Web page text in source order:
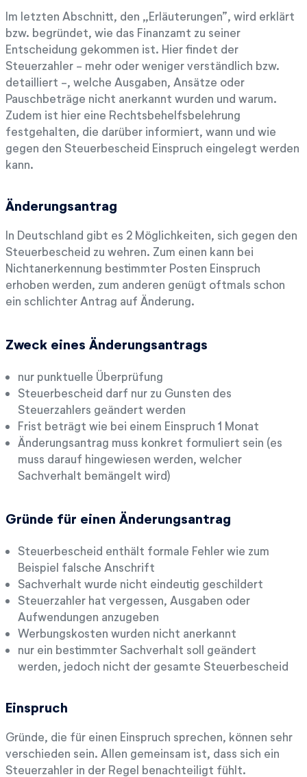
Im letzten Abschnitt, den „Erläuterungen”, wird erklärt
bzw. begründet, wie das Finanzamt zu seiner
Entscheidung gekommen ist. Hier findet der
Steuerzahler - mehr oder weniger verständlich bzw.
detailliert -, welche Ausgaben, Ansätze oder
Pauschbeträge nicht anerkannt wurden und warum.
Zudem ist hier eine Rechtsbehelfsbelehrung
festgehalten, die darüber informiert, wann und wie
gegen den Steuerbescheid Einspruch eingelegt werden
kann.
Änderungsantrag
In Deutschland gibt es 2 Möglichkeiten, sich gegen den
Steuerbescheid zu wehren. Zum einen kann bei
Nichtanerkennung bestimmter Posten Einspruch
erhoben werden, zum anderen genügt oftmals schon
ein schlichter Antrag auf Änderung.
Zweck eines Änderungsantrags
nur punktuelle Überprüfung
Steuerbescheid darf nur zu Gunsten des
Steuerzahlers geändert werden
Frist beträgt wie bei einem Einspruch 1 Monat
Änderungsantrag muss konkret formuliert sein (es
muss darauf hingewiesen werden, welcher
Sachverhalt bemängelt wird)
Gründe für einen Änderungsantrag
Steuerbescheid enthält formale Fehler wie zum
Beispiel falsche Anschrift
Sachverhalt wurde nicht eindeutig geschildert
Steuerzahler hat vergessen, Ausgaben oder
Aufwendungen anzugeben
Werbungskosten wurden nicht anerkannt
nur ein bestimmter Sachverhalt soll geändert
werden, jedoch nicht der gesamte Steuerbescheid
Einspruch
Gründe, die für einen Einspruch sprechen, können sehr
verschieden sein. Allen gemeinsam ist, dass sich ein
Steuerzahler in der Regel benachteiligt fühlt.